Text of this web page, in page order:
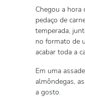
Chegou a hora
pedaço de
temperada,
no formato de
acabar toda a
Em uma
almôndegas,
a gosto.